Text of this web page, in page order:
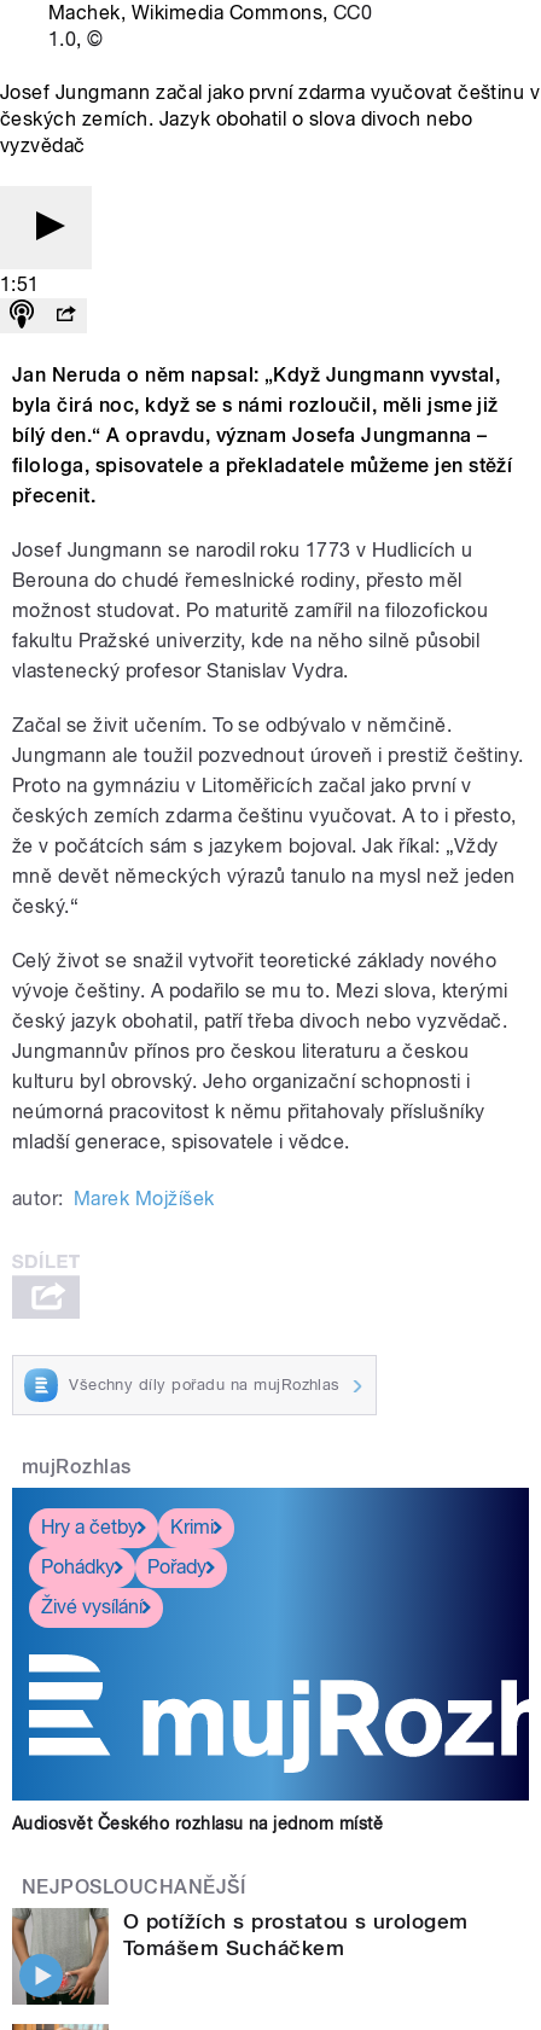
Machek, Wikimedia Commons, CC0
1.0,©
Josef Jungmann začal jako první zdarma vyučovat češtinu v
českých zemích. Jazyk obohatil o slova divoch nebo
vyzvědač
1:51
Jan Neruda o něm napsal: „Když Jungmann vyvstal,
byla čirá noc, když se s námi rozloučil, měli jsme již
bílý den.“ A opravdu, význam Josefa Jungmanna –
filologa, spisovatele a překladatele můžeme jen stěží
přecenit.
Josef Jungmann se narodil roku 1773 v Hudlicích u
Berouna do chudé řemeslnické rodiny, přesto měl
možnost studovat. Po maturitě zamířil na filozofickou
fakultu Pražské univerzity, kde na něho silně působil
vlastenecký profesor Stanislav Vydra.
Začal se živit učením. To se odbývalo v němčině.
Jungmann ale toužil pozvednout úroveň i prestiž češtiny.
Proto na gymnáziu v Litoměřicích začal jako první v
českých zemích zdarma češtinu vyučovat. A to i přesto,
že v počátcích sám s jazykem bojoval. Jak říkal: „Vždy
mně devět německých výrazů tanulo na mysl než jeden
český.“
Celý život se snažil vytvořit teoretické základy nového
vývoje češtiny. A podařilo se mu to. Mezi slova, kterými
český jazyk obohatil, patří třeba divoch nebo vyzvědač.
Jungmannův přínos pro českou literaturu a českou
kulturu byl obrovský. Jeho organizační schopnosti i
neúmorná pracovitost k němu přitahovaly příslušníky
mladší generace, spisovatele i vědce.
autor: Marek Mojžíšek
Všechny díly pořadu na mujRozhlas
mujRozhlas
Hry a četby
Krimi
Pohádky
Pořady
Živé vysílání
Audiosvět Českého rozhlasu na jednom místě
NEJPOSLOUCHANĚJŠÍ
O potížích s prostatou s urologem
Tomášem Sucháčkem